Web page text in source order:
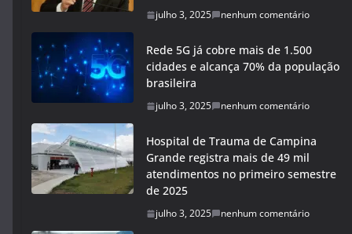
julho 3, 2025 nenhum comentário
Rede 5G já cobre mais de 1.500
cidades e alcança 70% da população
brasileira
julho 3, 2025 nenhum comentário
Hospital de Trauma de Campina
Grande registra mais de 49 mil
atendimentos no primeiro semestre
de 2025
julho 3, 2025 nenhum comentário